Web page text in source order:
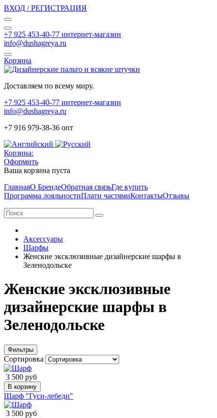
ВХОД / РЕГИСТРАЦИЯ
+7 925 453-40-77 интернет-магазин
info@dushagreya.ru
Корзина
Доставляем по всему миру.
+7 925 453-40-77 интернет-магазин
info@dushagreya.ru
+7 916 979-38-36 опт
Корзина:
Оформить
Ваша корзина пуста
ГлавнаяО БрендеОбратная связьГде купить
Программа лояльностиПлати частямиКонтактыОтзывы
Аксессуары
Шарфы
Женские эксклюзивные дизайнерские шарфы в
Зеленодольске
Женские эксклюзивные
дизайнерские шарфы в
Зеленодольске
Фильтры
Сортировка
3 500 руб
В корзину
Шарф "Гуси-лебеди"
3 500 руб